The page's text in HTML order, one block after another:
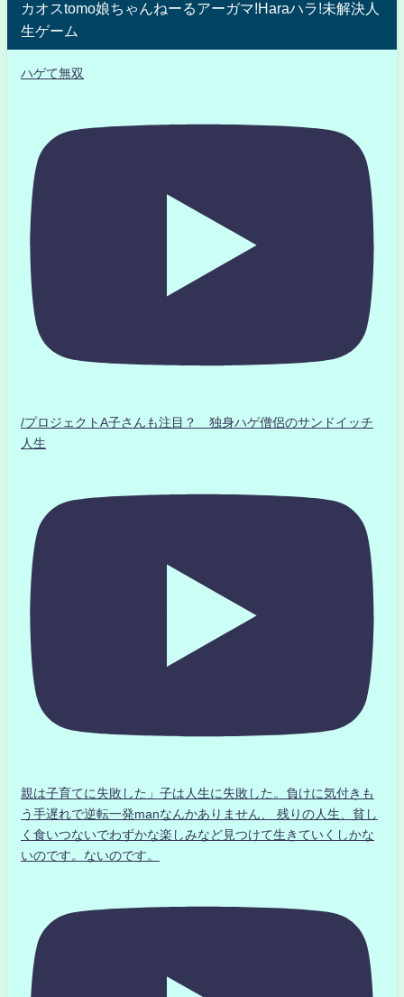
カオスtomo娘ちゃんねーるアーガマ!Haraハラ!未解決人
生ゲーム
ハゲて無双
/プロジェクトA子さんも注目？ 独身ハゲ僧侶のサンドイッチ
人生
親は子育てに失敗した」子は人生に失敗した。負けに気付きも
う手遅れで逆転一発manなんかありません、 残りの人生、貧し
く食いつないでわずかな楽しみなど見つけて生きていくしかな
いのです。ないのです。